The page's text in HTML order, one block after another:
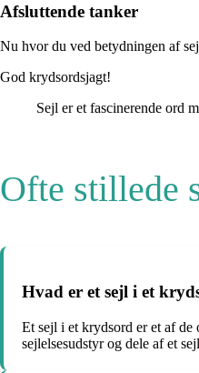
Afsluttende tanker
Nu hvor du ved betydningen af
God krydsordsjagt!
Sejl er et fascinerende ord
Ofte stillede
Hvad er et sejl i et
Et sejl i et krydsord er et af
sejlelsesudstyr og dele af et